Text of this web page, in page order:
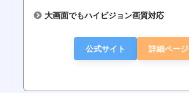
大画面でもハイビジョン画質対応
公式サイト 詳細ページ